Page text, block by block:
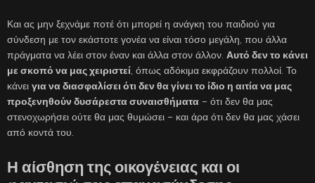
Και ας μην ξεχνάμε ποτέ ότι μπορεί η ανάγκη του παιδιού για
σύνδεση με τον εκάστοτε γονέα να είναι τόσο μεγάλη, που άλλα
πράγματα να λέει στον έναν και άλλα στον άλλον. Αυτό δεν το κάνει
με σκοπό να μας χειριστεί , όπως αδόκιμα εκφράζουν πολλοί. Το
κάνει για να διασφαλίσει ότι δεν θα γίνει το ίδιο η αιτία να μας
προξενηθούν δυσάρεστα συναισθήματα – ότι δεν θα μας
στενοχωρήσει ούτε θα μας θυμώσει – και άρα ότι δεν θα μας χάσει
από κοντά του.
Η αίσθηση της οικογένειας και οι